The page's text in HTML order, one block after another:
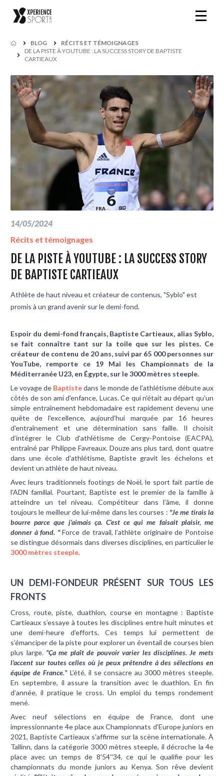
BLOG
RÉCITS ET TÉMOIGNAGES
DE LA PISTE À YOUTUBE : LA SUCCESS STORY DE BAPTISTE
CARTIEAUX
14/05/2024
Récits et témoignages
DE LA PISTE À YOUTUBE : LA SUCCESS STORY
DE BAPTISTE CARTIEAUX
Athlète de haut niveau et créateur de contenus, "Syblo" est
promis à un grand avenir sur le demi-fond.
Espoir du demi-fond français, Baptiste Cartieaux, alias Syblo,
se fait connaître tant sur la toile que sur les pistes. Ce
créateur de contenu de 20 ans, suivi par 65 000 personnes sur
YouTube, remporte ce 19 Mai les Championnats de la
Méditerranée U23, en Égypte, sur le 3000 mètres steeple.
Le voyage de Baptistedans le monde de l'athlétisme débute aux
côtés de son ami d'enfance, Lucas. Ce qui n'était au départ qu'un
simple entraînement hebdomadaire est rapidement devenu une
quête de l'excellence, aujourd'hui marquée par 16 heures
d'entraînement et une détermination sans faille. Il choisit
d’intégrer le Club d'athlétisme de Cergy-Pontoise (EACPA),
entraîné par Philippe Favreaux. Douze ans plus tard, dont quatre
dans une école d'athlétisme, Baptiste gravit les échelons et
devient un athlète de haut niveau.
Avec leurs traditionnels footings de Noël, le sport fait partie de
l'ADN familial. Pourtant, Baptiste est le premier de la famille à
atteindre un tel niveau. Compétiteur dans l’âme, il donne
toujours le meilleur de lui-même dans les courses : "Je me tirais la
bourre parce que j’aimais ça. C’est ce qui me faisait plaisir, me
donner à fond. "Force de travail, l’athlète originaire de Pontoise
se distingue désormais dans diverses disciplines, en particulier le
3000 mètres steeple.
UN DEMI-FONDEUR PRÉSENT SUR TOUS LES
FRONTS
Cross, route, piste, duathlon, course en montagne : Baptiste
Cartieaux s’essaye à toutes les disciplines entre huit minutes et
une demi-heure d’efforts. Ces temps lui permettent de
s’émanciper de la piste pour explorer un éventail de courses bien
plus large. “Ça me plaît de pouvoir varier les disciplines. Je mets
l’accent sur toutes celles où je peux prétendre à des sélections en
équipe de France.”L’été, il se consacre au 3000 mètres steeple.
En septembre, il assure la transition avec le duathlon. En fin
d’année, il pratique le cross. Un emploi du temps rondement
mené.
Avec neuf sélections en équipe de France, dont une
impressionnante 4e place aux Championnats d'Europe juniors en
2021, Baptiste Cartieaux s'affirme sur la scène internationale. À
Tallinn, dans la catégorie 3000 mètres steeple, il décroche la 4e
place avec un temps de 8'54''34, ce qui le qualifie pour les
championnats du monde juniors au Kenya. Son rêve devient